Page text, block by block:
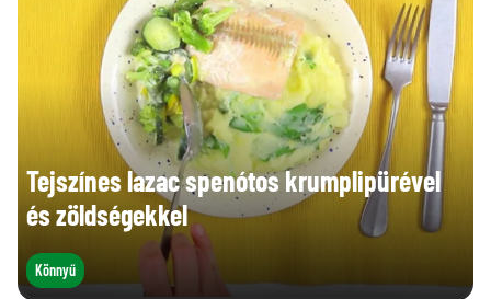
Tejszínes lazac spenótos krumplipürével
és zöldségekkel
Könnyű